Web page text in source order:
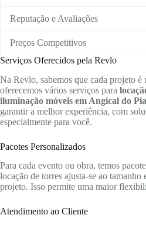
Reputação e Avaliações
Preços Competitivos
Serviços Oferecidos pela Revlo
Na Revlo, sabemos que cada projeto é
oferecemos vários serviços para
iluminação móveis em Angical do
garantir a melhor experiência, com
especialmente para você.
Pacotes Personalizados
Para cada evento ou obra, temos
locação de torres ajusta-se ao tamanho
projeto. Isso permite uma maior
Atendimento ao Cliente